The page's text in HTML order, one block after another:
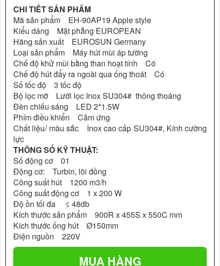
CHI TIẾT SẢN PHẨM
Mã sản phẩm EH-90AP19 Apple style
Kiểu dáng Mặt phẳng EUROPEAN
Hãng sản xuất EUROSUN Germany
Loại sản phẩm Máy hút mùi áp tường
Chế độ khử mùi bằng than hoạt tính Có
Chế độ hút đẩy ra ngoài qua ống thoát Có
Số tốc độ 3 tốc độ
Bộ lọc mỡ Lưới lọc Inox SU304# thông thoáng
Đèn chiếu sáng LED 2*1.5W
Phím điều khiển Cảm ứng
Chất liệu/ màu sắc Inox cao cấp SU304#, Kính cường
lực
THÔNG SỐ KỸ THUẬT:
Số động cơ 01
Động cơ: Turbin, lõi đồng
Công suất hút 1200 m3/h
Công suất động cơ 1 x 200 W
Độ ồn tối đa ≤ 48db
Kích thước sản phẩm 900R x 455S x 550C mm
Kích thước ống hút Ø150mm
Điện nguồn 220V